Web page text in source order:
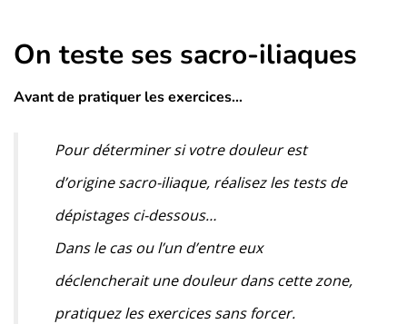
On teste ses sacro-iliaques
Avant de pratiquer les exercices…
Pour déterminer si votre douleur est
d’origine sacro-iliaque, réalisez les tests de
dépistages ci-dessous…
Dans le cas ou l’un d’entre eux
déclencherait une douleur dans cette zone,
pratiquez les exercices sans forcer.